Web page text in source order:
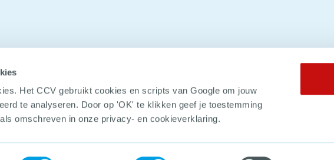
Het CCV gebruikt cookies en scripts van Google om jouw
te analyseren. Door op 'OK' te klikken geef je toestemming
omschreven in onze privacy- en cookieverklaring.